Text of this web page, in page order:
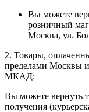
Вы можете
розничный
Москва, ул.
2. Товары,
пределами Москвы
МКАД:
Вы можете вернуть
получения